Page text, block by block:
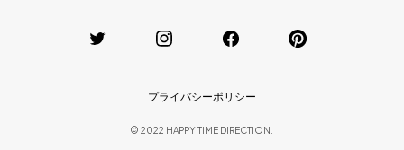
プライバシーポリシー
© 2022 HAPPY TIME DIRECTION.